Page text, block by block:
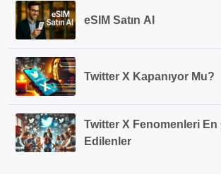
eSIM Satın Al
Twitter X Kapanıyor Mu?
Twitter X Fenomenleri En
Edilenler